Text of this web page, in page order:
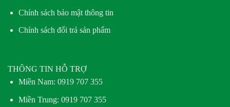
Chính sách bảo mật thông tin
Chính sách đổi trả sản phẩm
THÔNG TIN HỖ TRỢ
Miền Nam: 0919 707 355
Miền Trung: 0919 707 355